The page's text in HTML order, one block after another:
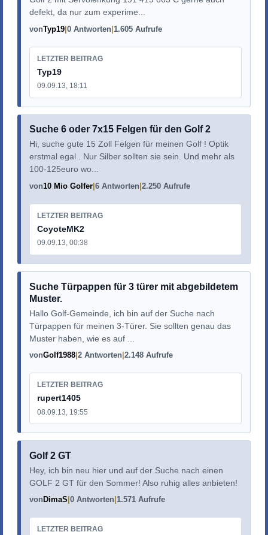
defekt, da nur zum experime...
vonTyp19 0 Antworten 1.605 Aufrufe
LETZTER BEITRAG
Typ19
09.09.13, 18:11
Suche 6 oder 7x15 Felgen für den Golf 2
Hi, suche gute 15 Zoll Felgen für meinen Golf ! Optik
erstmal egal . Nur Silber sollten sie sein. Und mehr als
100-125euro wo...
von10 Mio Golfer 6 Antworten 2.250 Aufrufe
LETZTER BEITRAG
CoyoteMK2
09.09.13, 00:38
Suche Türpappen für 3 türer mit abgebildetem
Muster.
Hallo Golf-Gemeinde, ich bin auf der Suche nach
Türpappen für meinen 3-Türer. Sie sollten genau das
Muster haben, wie es auf ...
vonGolf1988 2 Antworten 2.148 Aufrufe
LETZTER BEITRAG
rupert1405
08.09.13, 19:55
Golf 2 GT
Hey, ich bin neu hier und auf der Suche nach einen
GOLF 2 GT für den Sommer! Also ruhig alles anbieten!
von DimaS 0 Antworten 1.571 Aufrufe
LETZTER BEITRAG